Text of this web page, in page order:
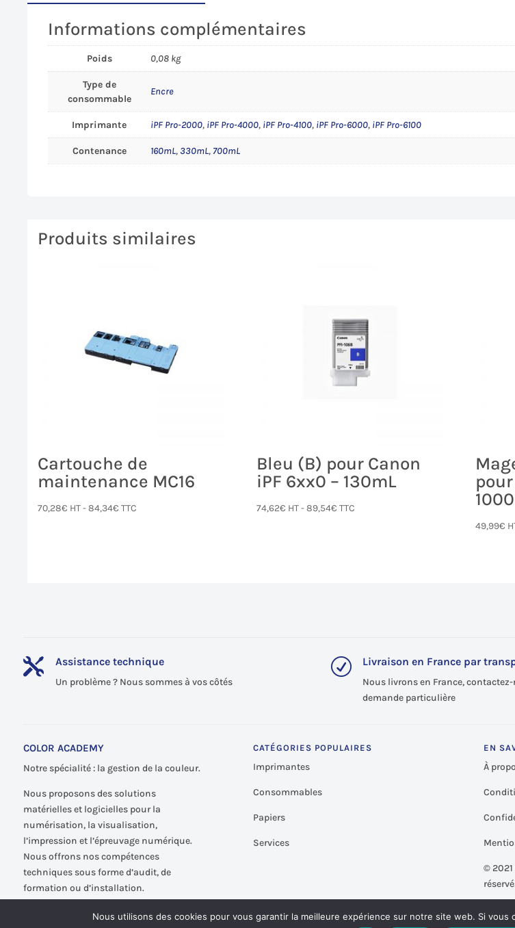
Informations complémentaires
Poids 0,08 kg
Type de
consommable
Encre
Imprimante iPF Pro-2000, iPF Pro-4000, iPF Pro-4100, iPF Pro-6000, iPF Pro-6100
Contenance 160mL,330mL,700mL
Produits similaires
Cartouche de
maintenance MC16
70,28€ HT -84,34€ TTC
Bleu (B) pour Canon
iPF 6xx0 – 130mL
74,62€ HT -89,54€ TTC
pour
49,99€
 Assistance technique
Un problème ? Nous sommes à vos côtés
R Livraison en France par
Nous livrons en France,
demande particulière
COLOR ACADEMY
Notre spécialité : la gestion de la couleur.
Nous proposons des solutions
matérielles et logicielles pour la
numérisation, la visualisation,
l’impression et l’épreuvage numérique.
Nous offrons nos compétences
techniques sous forme d’audit, de
formation ou d’installation.
CATÉGORIES POPULAIRES
Imprimantes
Consommables
Papiers
Services
EN
À
©
Nous utilisons des cookies pour vous garantir la meilleure expérience sur notre site web. Si